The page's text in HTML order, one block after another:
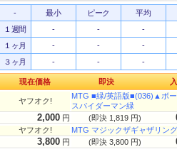
- 最小 ピーク
平均
１週間
- -
-
１ヶ月
- -
-
３ヶ月
- - -
現在価格 即決
ヤフオク!
MTG ■緑/英語版■(036)▲ボ
スパイダーマン緑
2,000 円 (即決 1,819 円)
ヤフオク! MTG マジックザギャザリン
3,800 円 (即決 3,800 円)